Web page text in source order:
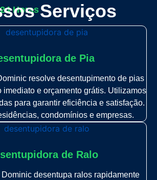
HorasServiços
de Pia
resolve desentupimento de pias
imediato e orçamento grátis. Utilizamos
para garantir eficiência e satisfação.
condomínios e empresas.
de Ralo
desentupa ralos rapidamente